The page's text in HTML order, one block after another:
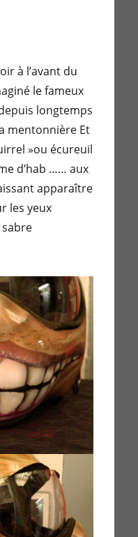
à l’avant du
le fameux
longtemps
mentonnière Et
»ou écureuil
d’hab …… aux
apparaître
les yeux